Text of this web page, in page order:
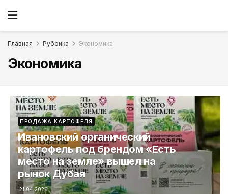
Главная Рубрика Экономика
Экономика
ПРОДАЖА КАРТОФЕЛЯ
Ивановский органический
картофель под брендом «Есть
место на земле» вышел на
рынок Дубая
21.04.2026